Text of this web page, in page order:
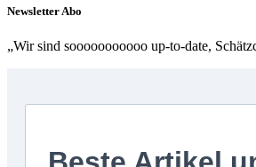
Newsletter Abo
„Wir sind sooooooooooo up-to-date,